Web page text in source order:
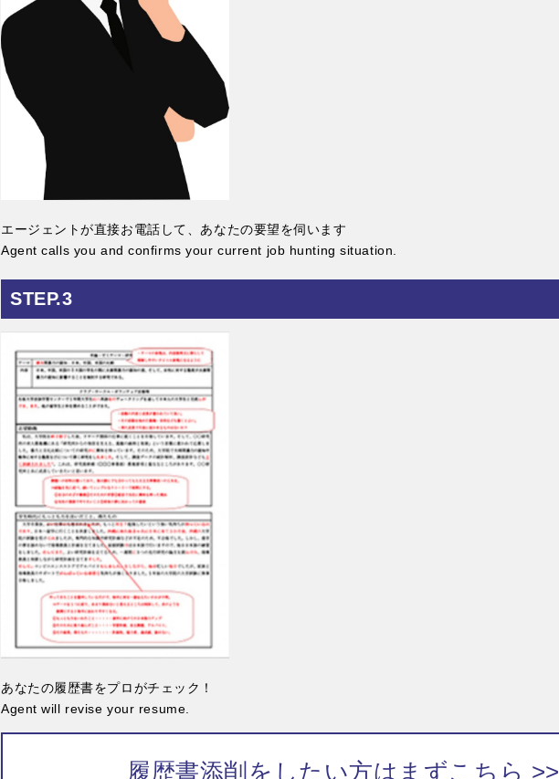
エージェントが直接お電話して、あなたの要望を伺います
Agent calls you and confirms your current job hunting situation.
STEP.3
あなたの履歴書をプロがチェック！
Agent will revise your resume.
履歴書添削をしたい方はまずこちら >>